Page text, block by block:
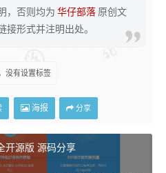
，否则均为 华仔部落 原创文
接形式并注明出处。
没有设置标签
海报 分享
开源版 源码分享